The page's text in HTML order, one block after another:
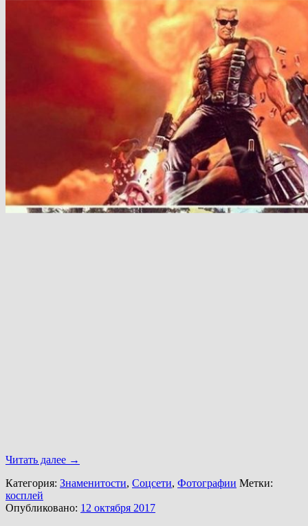
Читать далее →
Категория: Знаменитости, Соцсети, Фотографии Метки:
косплей
Опубликовано: 12 октября 2017